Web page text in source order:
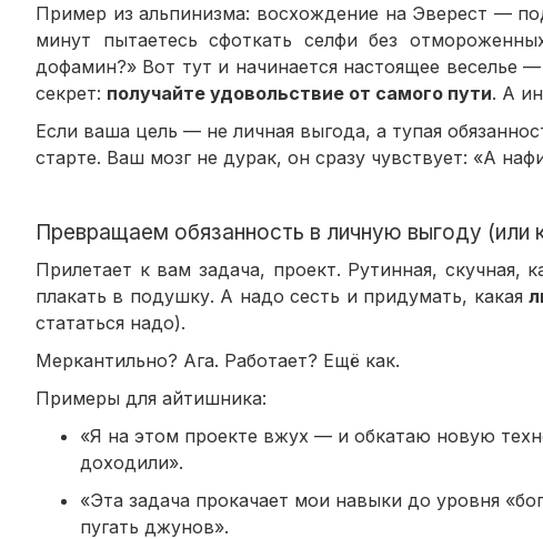
Пример из альпинизма: восхождение на Эверест —
минут пытаетесь сфоткать селфи без
дофамин?» Вот тут и начинается настоящее веселье
секрет: получайте удовольствие от самого пути. А
Если ваша цель — не личная выгода, а тупая
старте. Ваш мозг не дурак, он сразу чувствует: «А
Превращаем обязанность в личную выгоду (или
Прилетает к вам задача, проект. Рутинная,
плакать в подушку. А надо сесть и придумать, какая
стататься надо).
Меркантильно? Ага. Работает? Ещё как.
Примеры для айтишника:
«Я на этом проекте вжух — и обкатаю новую
доходили».
«Эта задача прокачает мои навыки до уровня
пугать джунов».